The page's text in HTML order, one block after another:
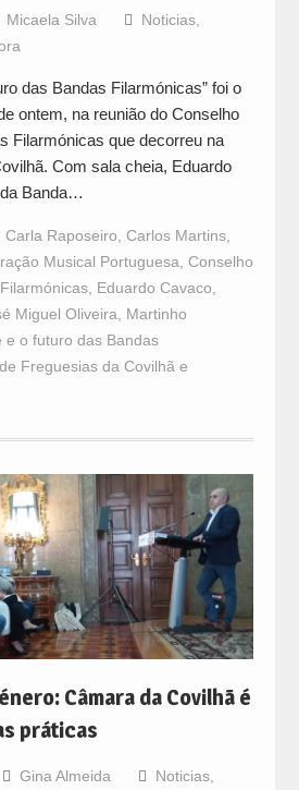
Micaela Silva Noticias,
das Bandas Filarmónicas” foi o
ontem, na reunião do Conselho
Filarmónicas que decorreu na
Com sala cheia, Eduardo
Banda…
Carla Raposeiro Carlos Martins,
Musical Portuguesa Conselho
, Eduardo Cavaco
Miguel Oliveira
Martinho
e o futuro das Bandas
Freguesias da Covilhã e
Câmara da Covilhã é
práticas
Gina Almeida Noticias,